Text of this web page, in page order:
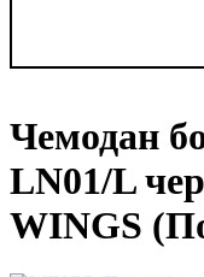
Чемодан
LN01/L
WINGS